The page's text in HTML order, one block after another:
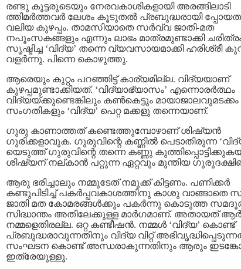
രണ്ടു കൂട്ടരുടെയും നേരവകാശികളായി അരങ്ങിലാടി
ത്തിമര്‍ത്തവര്‍ ലേശം കൂടുതല്‍ പ്രബുദ്ധരായി
വലിയ കുഴപ്പം. താമസിയാതെ സര്‍വ്വ ജാതി-മത
നപൂംസകങ്ങളും എന്നും ലാഭം മാത്രമുണ്ടാക്കി
സൃഷ്ടിച്ച ‘വിദ്യ’ തന്നെ വ്യവസായമാക്കി ഹരിശ്രീ
വളര്‍ന്നു. പിന്നെ കൊഴുത്തു.
ആരെയും കുറ്റം പറഞ്ഞിട്ട്‌ കാര്യമില്ല. വിദ്യയാണ്‌
കുഴപ്പമുണ്ടാക്കിയത്‌. ‘വിദ്യാഭ്യാസം’ എന്നൊരര്‍ത്ഥം
വിദ്യയ്‌ക്കുണ്ടെങ്കിലും കണ്‍കെട്ടും
സംഗതികളും ‘വിദ്യ’ പെറ്റ മക്കളു തന്നെയാണ്‌.
ഗുരു കാണാത്തത്‌ കണ്ടെത്തുമ്പോഴാണ്‌ ശിഷ്യന്‍
ഗുരിക്കളാവുക. ഗുരുവിന്റെ കണ്ണില്‍ പെടാതിരുന്ന
യെടുത്ത്‌ ഗുരുവിന്റെ തന്നെ കണ്ണു
ശിഷ്യന്‌ നല്‌കാന്‍ പറ്റുന്ന ഏറ്റവും മുന്തിയ
ആരു ഭരിച്ചാലും നമ്മുടേത്‌ നമുക്ക്‌ കിട്ടണം. പണിക്കര്‍
കണ്ടുപിടിച്ച്‌ പകര്‍പ്പവകാശത്തിനു കാശു വാങ്ങാതെ
ജാതി മത കോമരങ്ങള്‍ക്കും പകര്‍ന്നു കൊടുത്ത
സിദ്ധാന്തം അതിലേക്കുള്ള മാര്‍ഗമാണ്‌. അതായത്‌
നമ്മളെതിരല്ല. ഒറ്റ കണ്ടീഷന്‍. നമ്മള്‍ ‘വിദ്യ’ കൊണ്ട്‌
പ്രബുദ്ധരാവുന്നതിനും വിദ്യ വിറ്റ്‌
സംഘടന കൊണ്ട്‌ അന്ധരാകുന്നതിനും ആരും
ഇത്രേയുള്ളൂ.